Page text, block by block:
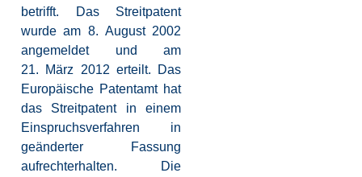
betrifft. Das Streitpatent
wurde am 8. August 2002
angemeldet und am
21. März 2012 erteilt. Das
Europäische Patentamt hat
das Streitpatent in einem
Einspruchsverfahren in
geänderter Fassung
aufrechterhalten. Die